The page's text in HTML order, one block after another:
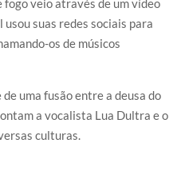
fogo veio através de um vídeo
suas redes sociais para
os de músicos
uma fusão entre a deusa do
a vocalista Lua Dultra e o
culturas.